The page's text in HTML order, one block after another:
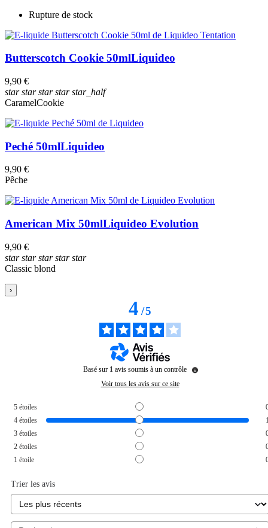
Rupture de stock
Butterscotch Cookie 50mlLiquideo
9,90 €
starstarstarstarstar_half
CaramelCookie
Peché 50mlLiquideo
9,90 €
Pêche
American Mix 50mlLiquideo Evolution
9,90 €
starstarstarstarstar
Classic blond
›
4/5
Basé sur 1 avis soumis à un contrôle
Voir tous les avis sur ce site
5 étoiles
4 étoiles
3 étoiles
2 étoiles
1 étoile
Trier les avis